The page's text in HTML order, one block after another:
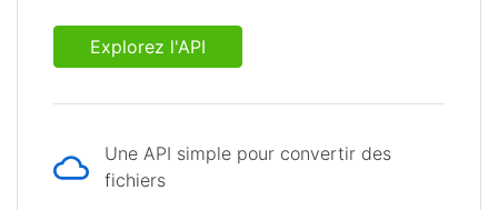
Explorez l'API
Une API simple pour convertir des
fichiers